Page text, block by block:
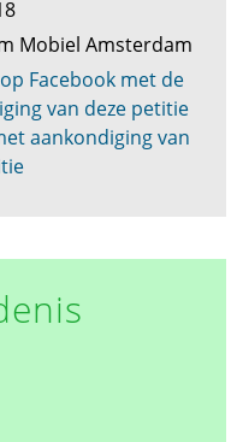
Mobiel Amsterdam
Facebook met de
van deze petitie
aankondiging van